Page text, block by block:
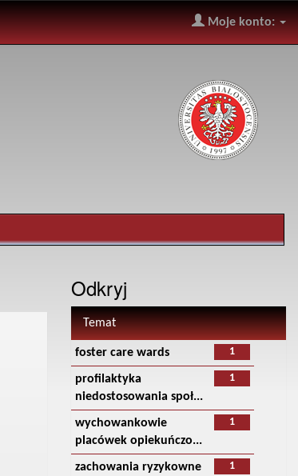
Moje konto:
Odkryj
Temat
1
foster care wards
1
profilaktyka
niedostosowania społ...
1
wychowankowie
placówek opiekuńczo...
1
zachowania ryzykowne